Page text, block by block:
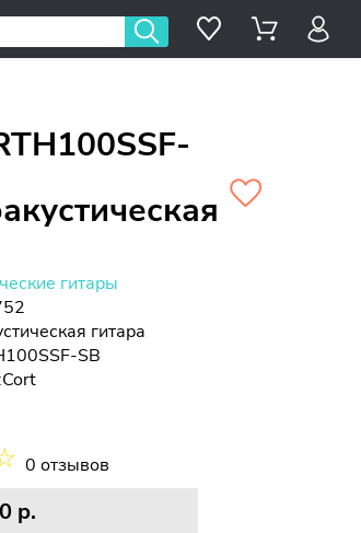
гитары
гитара
SB
Cort
0 отзывов
p.